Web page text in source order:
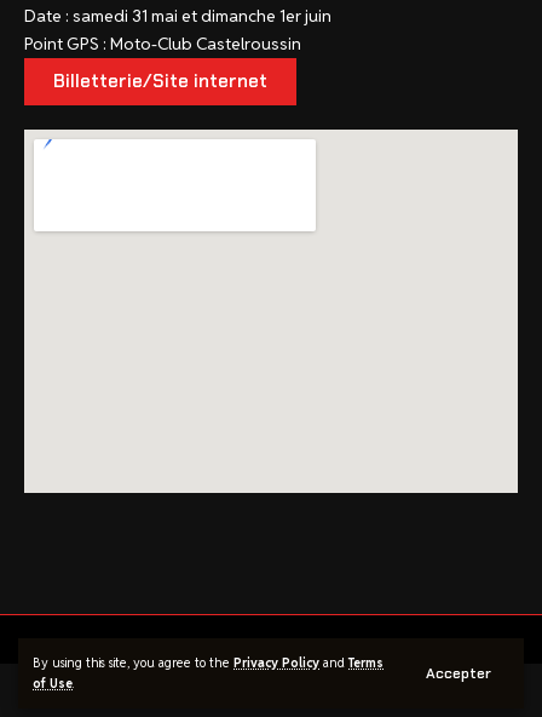
By using this site, you agree to the Privacy Policy andTerms
of Use. Accepter
Date : samedi 31 mai et dimanche 1er juin
Point GPS : Moto-Club Castelroussin
Billetterie/Site internet